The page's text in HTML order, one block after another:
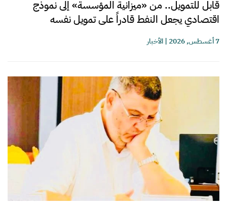
قابل للتمويل.. من «ميزانية المؤسسة» إلى نموذج
اقتصادي يجعل النفط قادراً على تمويل نفسه
7 أغسطس, 2026 |الأخبار